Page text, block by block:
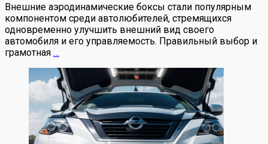
Внешние аэродинамические боксы стали популярным
компонентом среди автолюбителей, стремящихся
одновременно улучшить внешний вид своего
автомобиля и его управляемость. Правильный выбор и
грамотная …